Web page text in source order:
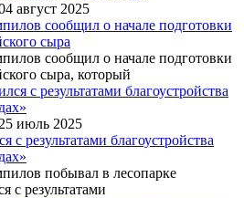
август 2025
сообщил о начале подготовки
сыра
сообщил о начале подготовки
сыра, который
июль 2025
с результатами благоустройства
побывал в лесопарке
с результатами